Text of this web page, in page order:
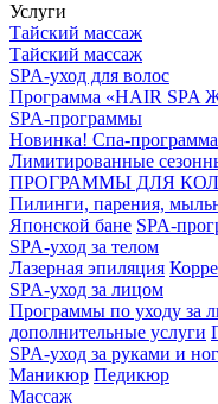
Услуги
Тайский массаж
Тайский массаж
SPA-уход для волос
Программа «HAIR SPA
SPA-программы
Новинка! Спа-программа
Лимитированные
ПРОГРАММЫ ДЛЯ
Пилинги, парения,
Японской бане SPA-
SPA-уход за телом
Лазерная эпиляция
SPA-уход за лицом
Программы по уходу за
дополнительные услуги
SPA-уход за руками и
Маникюр Педикюр
Массаж